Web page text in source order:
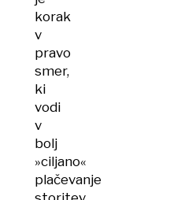
korak
v
pravo
smer,
ki
vodi
v
bolj
»ciljano«
plačevanje